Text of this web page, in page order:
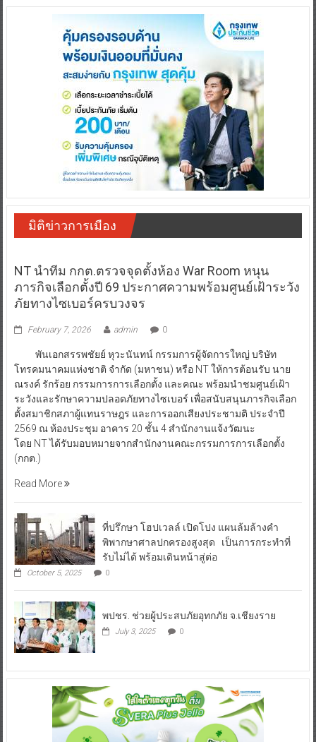
มิติข่าวการเมือง
NT นำทีม กกต.ตรวจจุดตั้งห้อง War Room หนุน
ภารกิจเลือกตั้งปี 69 ประกาศความพร้อมศูนย์เฝ้าระวัง
ภัยทางไซเบอร์ครบวงจร
February 7, 2026 admin 0
พันเอกสรรพชัยย์ หุวะนันทน์ กรรมการผู้จัดการใหญ่ บริษัท
โทรคมนาคมแห่งชาติ จำกัด (มหาชน) หรือ NT ให้การต้อนรับ นาย
ณรงค์ รักร้อย กรรมการการเลือกตั้ง และคณะ พร้อมนำชมศูนย์เฝ้า
ระวังและรักษาความปลอดภัยทางไซเบอร์ เพื่อสนับสนุนภารกิจเลือก
ตั้งสมาชิกสภาผู้แทนราษฎร และการออกเสียงประชามติ ประจำปี
2569 ณ ห้องประชุม อาคาร 20 ชั้น 4 สำนักงานแจ้งวัฒนะ
โดย NT ได้รับมอบหมายจากสำนักงานคณะกรรมการการเลือกตั้ง
(กกต.)
Read More
ที่ปรึกษา โฮปเวลล์ เปิดโปง แผนล้มล้างคำ
พิพากษาศาลปกครองสูงสุด เป็นการกระทำที่
รับไม่ได้ พร้อมเดินหน้าสู่ต่อ
October 5, 2025 0
พปชร. ช่วยผู้ประสบภัยอุทกภัย จ.เชียงราย
July 3, 2025 0